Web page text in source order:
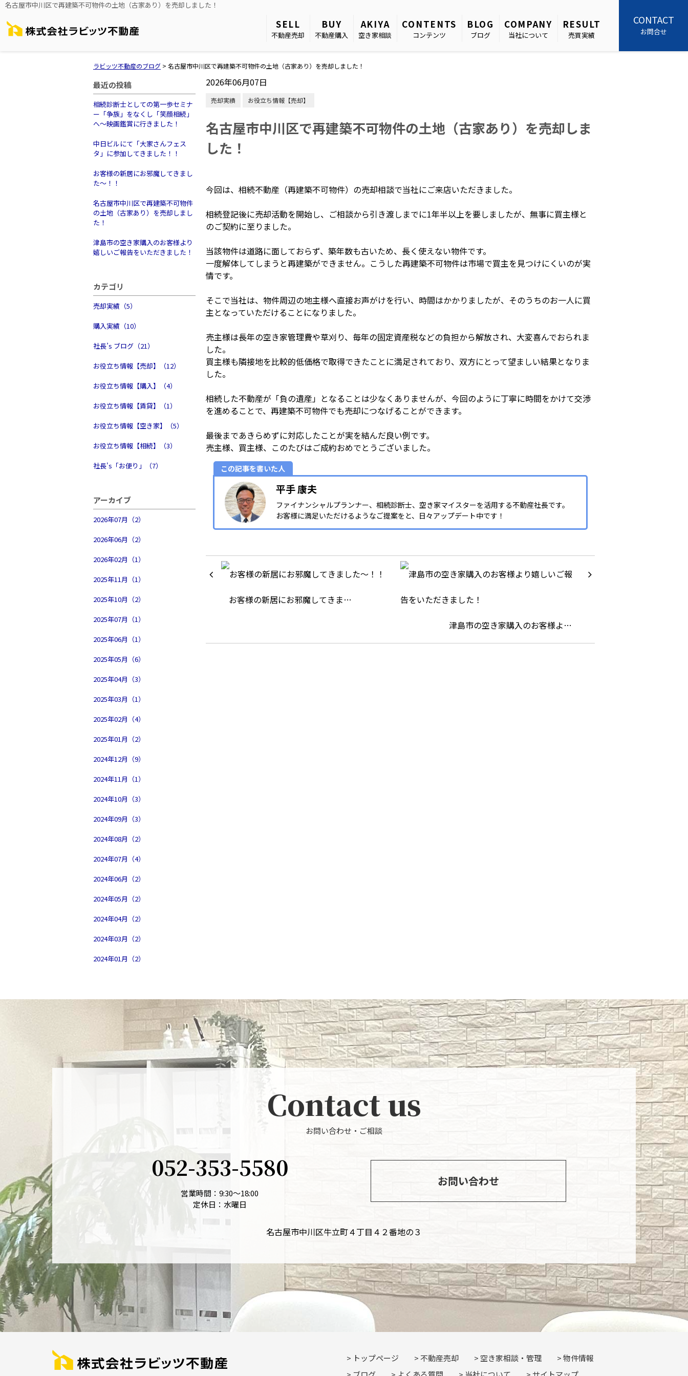
名古屋市中川区で再建築不可物件の土地（古家あり）を売却しました！
SELL
不動産売却
BUY
不動産購入
AKIYA
空き家相談
CONTENTS
コンテンツ
BLOG
ブログ
COMPANY
当社について
RESULT
売買実績
CONTACT
お問合せ
ラビッツ不動産のブログ > 名古屋市中川区で再建築不可物件の土地（古家あり）を売却しました！
最近の投稿
相続診断士としての第一歩セミナ
ー「争族」をなくし「笑顔相続」
へ～映画鑑賞に行きました！
中日ビルにて「大家さんフェス
タ」に参加してきました！！
お客様の新居にお邪魔してきまし
た～！！
名古屋市中川区で再建築不可物件
の土地（古家あり）を売却しまし
た！
津島市の空き家購入のお客様より
嬉しいご報告をいただきました！
カテゴリ
売却実績（5）
購入実績（10）
社長’s ブログ（21）
お役立ち情報【売却】（12）
お役立ち情報【購入】（4）
お役立ち情報【賃貸】（1）
お役立ち情報【空き家】（5）
お役立ち情報【相続】（3）
社長's「お便り」（7）
アーカイブ
2026年07月（2）
2026年06月（2）
2026年02月（1）
2025年11月（1）
2025年10月（2）
2025年07月（1）
2025年06月（1）
2025年05月（6）
2025年04月（3）
2025年03月（1）
2025年02月（4）
2025年01月（2）
2024年12月（9）
2024年11月（1）
2024年10月（3）
2024年09月（3）
2024年08月（2）
2024年07月（4）
2024年06月（2）
2024年05月（2）
2024年04月（2）
2024年03月（2）
2024年01月（2）
2026年06月07日
売却実績 お役立ち情報【売却】
名古屋市中川区で再建築不可物件の土地（古家あり）を売却しま
した！
今回は、相続不動産（再建築不可物件）の売却相談で当社にご来店いただきました。
相続登記後に売却活動を開始し、ご相談から引き渡しまでに1年半以上を要しましたが、無事に買主様と
のご契約に至りました。
当該物件は道路に面しておらず、築年数も古いため、長く使えない物件です。
一度解体してしまうと再建築ができません。こうした再建築不可物件は市場で買主を見つけにくいのが実
情です。
そこで当社は、物件周辺の地主様へ直接お声がけを行い、時間はかかりましたが、そのうちのお一人に買
主となっていただけることになりました。
売主様は長年の空き家管理費や草刈り、毎年の固定資産税などの負担から解放され、大変喜んでおられま
した。
買主様も隣接地を比較的低価格で取得できたことに満足されており、双方にとって望ましい結果となりま
した。
相続した不動産が「負の遺産」となることは少なくありませんが、今回のように丁寧に時間をかけて交渉
を進めることで、再建築不可物件でも売却につなげることができます。
最後まであきらめずに対応したことが実を結んだ良い例です。
売主様、買主様、このたびはご成約おめでとうございました。
この記事を書いた人
平手 康夫
ファイナンシャルプランナー、相続診断士、空き家マイスターを活用する不動産社長です。
お客様に満足いただけるようなご提案をと、日々アップデート中です！
お客様の新居にお邪魔してきま…
津島市の空き家購入のお客様よ…
Contact us
お問い合わせ・ご相談
052-353-5580
営業時間：9:30～18:00
定休日：水曜日
お問い合わせ
名古屋市中川区牛立町４丁目４２番地の３
トップページ 不動産売却 空き家相談・管理
物件情報